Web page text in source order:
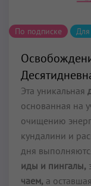
По подписке
Эта уникальная
основанная на
очищению
кундалини и
дня
иды и пингалы,
чаем, а